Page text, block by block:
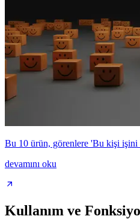
Bu 10 ürün, görenlere 'Bu kişi
devamını oku
Kullanım ve